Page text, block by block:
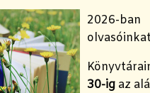
2026-
30-ig az